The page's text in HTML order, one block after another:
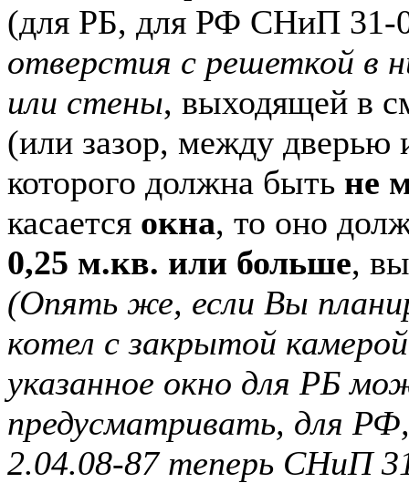
(для РБ, для РФ СНиП 31-
отверстия с решеткой в
или стены, выходящей в
(или зазор, между
которого должна быть не
касается окна, то оно
0,25 м.кв. или больше,
(Опять же, если Вы
котел с закрытой
указанное окно для РБ
предусматривать, для
2.04.08-87 теперь СНиП